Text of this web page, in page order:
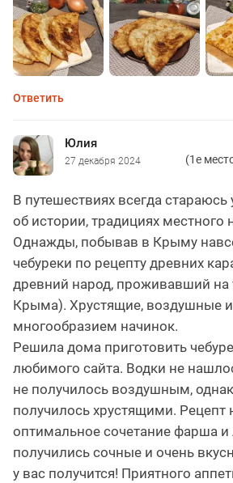
Ответить
(1е
Юлия
27 декабря 2024
В путешествиях всегда стараюсь
об истории, традициях местного
Однажды, побывав в Крыму
чебуреки по рецепту древних
древний народ, проживавший на
Крыма). Хрустящие, воздушные
многообразием начинок.
Решила дома приготовить
любимого сайта. Водки не
не получилось воздушным,
получилось хрустящими. Рецепт
оптимальное сочетание фарша и
получились сочные и очень
у вас получится! Приятного